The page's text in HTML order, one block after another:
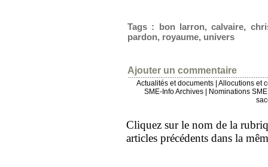
Tags : bon larron,calvaire,
pardon, royaume, univers
Ajouter un commentaire
Actualités et documents
Allocutions et
SME-Info Archives
Nominations
Cliquez sur le nom de la
articles précédents dans la